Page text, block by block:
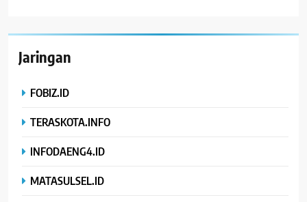
Jaringan
FOBIZ.ID
TERASKOTA.INFO
INFODAENG4.ID
MATASULSEL.ID